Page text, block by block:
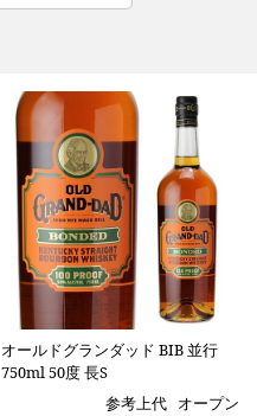
オールドグランダッド BIB 並行
750ml 50度 長S
参考上代 オープン